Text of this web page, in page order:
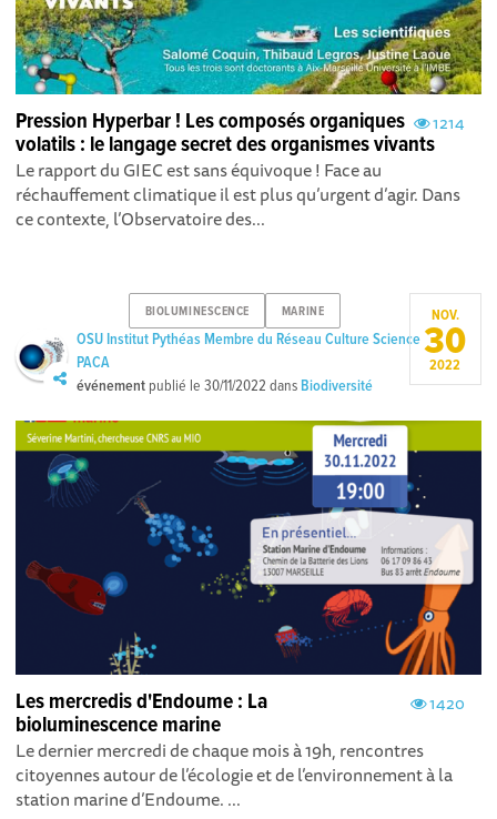
1214
Pression Hyperbar ! Les composés organiques
volatils : le langage secret des organismes vivants
Le rapport du GIEC est sans équivoque ! Face au
réchauffement climatique il est plus qu’urgent d’agir. Dans
ce contexte, l’Observatoire des...
BIOLUMINESCENCE MARINE
OSU Institut Pythéas Membre du Réseau Culture Science
PACA
événement publié le30/11/2022 dans Biodiversité
NOV.
30
2022
1420
Les mercredis d'Endoume : La
bioluminescence marine
Le dernier mercredi de chaque mois à 19h, rencontres
citoyennes autour de l’écologie et de l’environnement à la
station marine d’Endoume. ...